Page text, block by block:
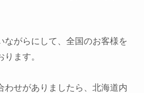
ながらにして、全国のお客様を
ます。
わせがありましたら、北海道内